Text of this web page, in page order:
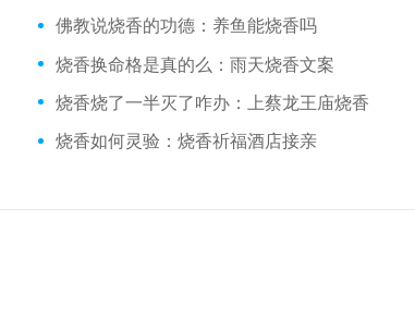
佛教说烧香的功德：养鱼能烧香吗
烧香换命格是真的么：雨天烧香文案
烧香烧了一半灭了咋办：上蔡龙王庙烧香
烧香如何灵验：烧香祈福酒店接亲